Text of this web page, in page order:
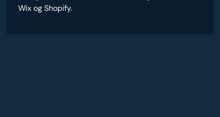
Wix og Shopify.